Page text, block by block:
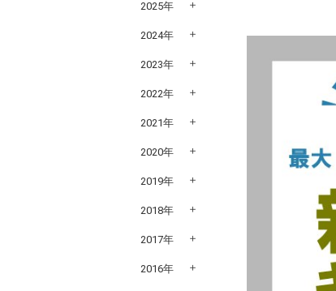
2025年
2024年
2023年
2022年
2021年
2020年
2019年
2018年
2017年
2016年